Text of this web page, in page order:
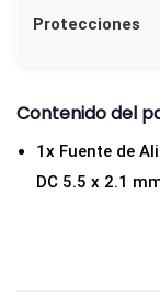
Protecciones
Contenido del
1x Fuente de
DC 5.5 x 2.1